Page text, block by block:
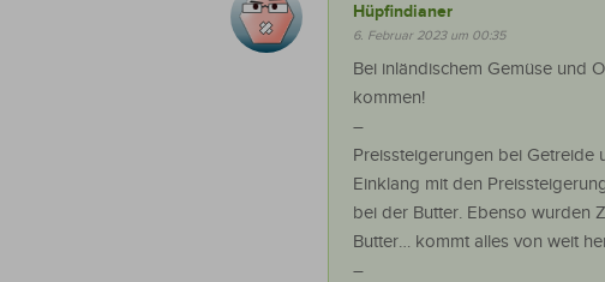
Hüpfindianer
6. Februar 2023 um 00:35
Bei inländischem Gemüse und
kommen!
–
Preissteigerungen bei Getreide
Einklang mit den
bei der Butter. Ebenso wurden
Butter… kommt alles von weit
–